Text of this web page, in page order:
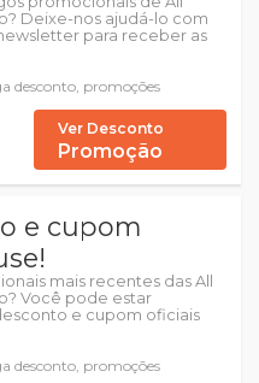
Deixe-nos ajudá-lo com
para receber as
desconto, promoções
Ver Desconto
Promoção
e cupom
mais recentes das All
Você pode estar
e cupom oficiais
desconto, promoções